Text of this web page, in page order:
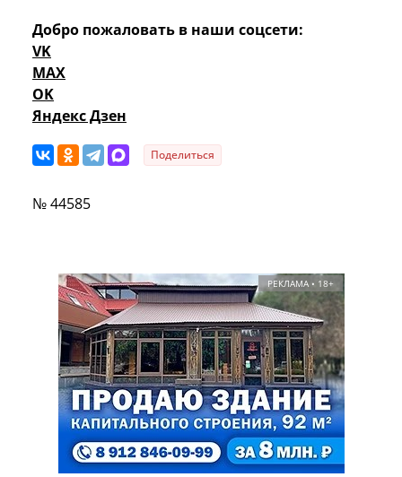
Добро пожаловать в наши соцсети:
VK
MAX
OK
Яндекс Дзен
Поделиться
№ 44585
РЕКЛАМА • 18+